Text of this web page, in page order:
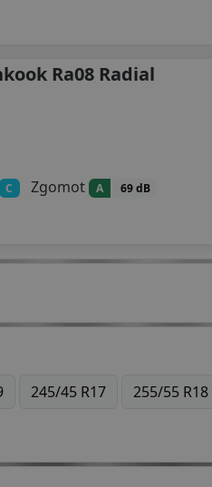
Ra08 Radial
C Zgomot A 69 dB
245/45 R17 255/55 R18